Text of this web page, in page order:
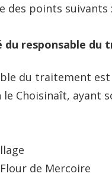
des points suivants :
du responsable du
du traitement est
le Choisinaît, ayant
de Mercoire